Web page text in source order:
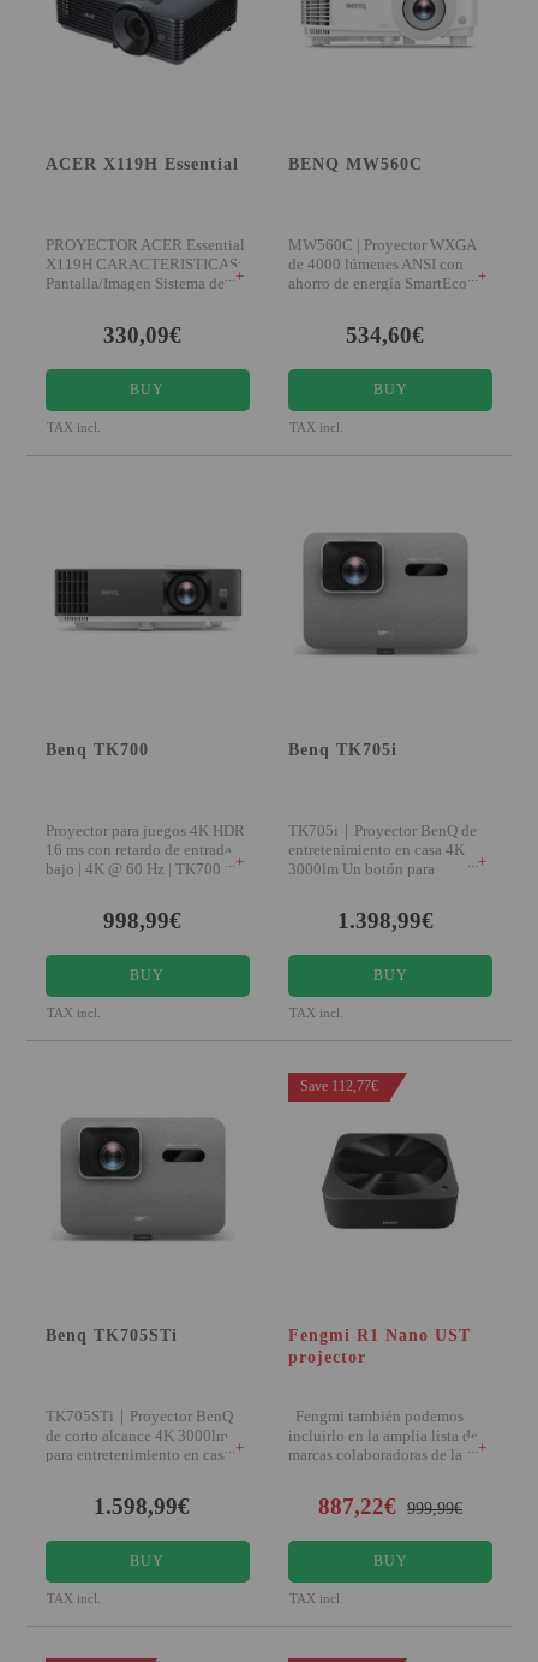
PROJECTORS
GAMING AND RETRO
WHITEBOARDS
NEW PRODUCTS
PANDORA BOX
VIRTUAL PINBALL
WHAT MODEL I NEED?
PROJECTOR
PROJECTORS
SPECIAL OFFERS
PROJECTION SCREEN
RECOMMENDED PRODUCTS
CEILLING MOUNT
Attention Orders:
951 10 21 22
pedidos@proyectorbarato.com
soporte@proyectorbarato.com
ACER X119H Essential
PROYECTOR ACER Essential
X119H CARACTERISTICAS:
Pantalla/Imagen Sistema de
+
330,09€
BUY
TAX incl.
BENQ MW560C
MW560C | Proyector WXGA
de 4000 lúmenes ANSI con
ahorro de energía SmartEco
+
534,60€
BUY
TAX incl.
Benq TK700
Proyector para juegos 4K HDR
16 ms con retardo de entrada
bajo | 4K @ 60 Hz | TK700 +
998,99€
BUY
TAX incl.
Benq TK705i
TK705i｜Proyector BenQ de
entretenimiento en casa 4K
3000lm Un botón para
+
1.398,99€
BUY
TAX incl.
Benq TK705STi
TK705STi｜Proyector BenQ
de corto alcance 4K 3000lm
para entretenimiento en casa +
1.598,99€
BUY
TAX incl.
Save 112,77€
Fengmi R1 Nano UST
projector
Fengmi también podemos
incluirlo en la amplia lista de
marcas colaboradoras de la
+
887,22€ 999,99€
BUY
TAX incl.